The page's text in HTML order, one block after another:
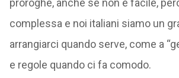
proroghe, anche se non è facile,
complessa e noi italiani siamo un
arrangiarci quando serve, come a
e regole quando ci fa comodo.